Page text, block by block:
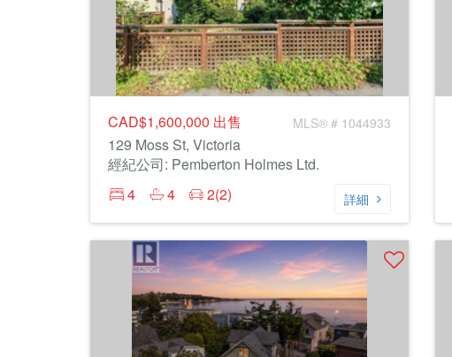
CAD$1,600,000 出售 MLS® # 1044933
129 Moss St, Victoria
經紀公司: Pemberton Holmes Ltd.
4
4 2(2) 詳細